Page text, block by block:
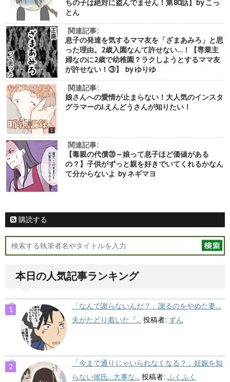
ちの子は絶対に盗んでません！第80話】by こっ
とん
関連記事:
息子の発達を気するママ友を「ざまあみろ」と思
った理由。2歳入園なんて許せない…！【専業主
婦なのに2歳で幼稚園？ラクしようとするママ友
が許せない！③】 by ゆりゆ
関連記事:
娘さんへの愛情が止まらない！大人気のインスタ
グラマーのJ.えんどうさんが知りたい！
関連記事:
【毒親の代償⑳～娘って息子ほど価値がある
の？】子供がずっと親を好きでいてくれるかなん
て分からないよ by ネギマヨ
購読する
本日の人気記事ランキング
「なんで謝らないんだ？」謝るのをやめた妻…
夫がたどり着いた『... 投稿者: ずん
「今まで通りじゃいられなくなる？」妊娠を知
らない彼氏…大事な... 投稿者: ふくふく